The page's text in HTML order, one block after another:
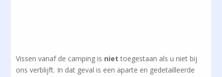
Vissen vanaf de camping is niettoegestaan als u niet bij
ons verblijft. In dat geval is een aparte en gedetailleerde